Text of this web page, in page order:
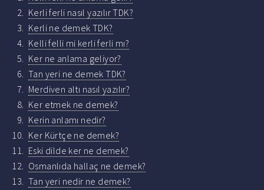
Kerli ferli nasıl yazılır TDK?
Kerli ne demek TDK?
Kelli felli mi kerli ferli mı?
Ker ne anlama geliyor?
Tan yeri ne demek TDK?
Merdiven altı nasıl yazılır?
Ker etmek ne demek?
Kerin anlamı nedir?
Ker Kürtçe ne demek?
Eski dilde ker ne demek?
Osmanlıda hallaç ne demek?
Tan yeri nedir ne demek?